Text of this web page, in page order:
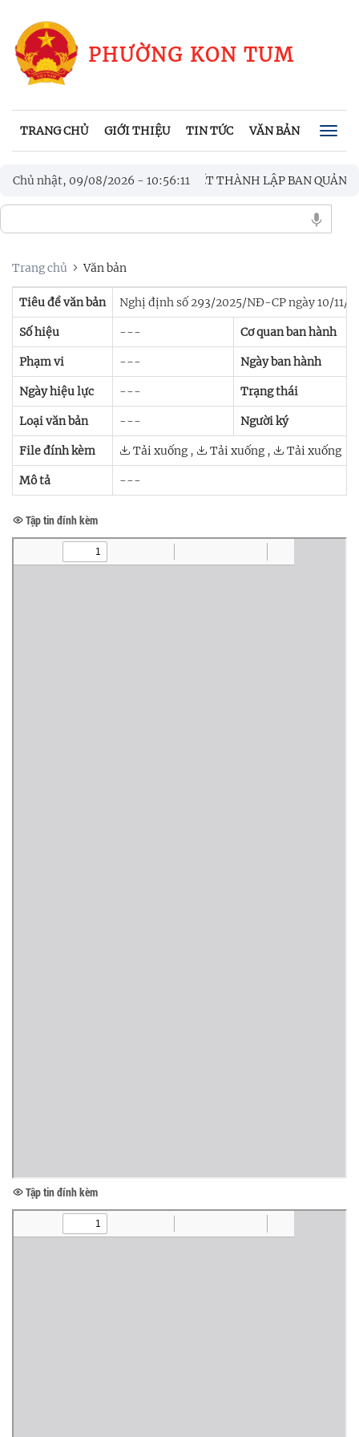
PHƯỜNG KON TUM
TRANG CHỦ GIỚI THIỆU TIN TỨC VĂN BẢN CHÍNH
Chủ nhật, 09/08/2026 - 10:56:12
KON TUM CÔNG BỐ QUYẾT THÀNH LẬP BAN QUẢN LÝ
PHƯỜNG KON TUM TỔ CHỨC CHƯƠNG TRÌNH KỶ
Trang chủ Văn bản
Tiêu đề văn bản Nghị định số 293/2025/NĐ-CP ngày 10/11/
Số hiệu --- Cơ quan ban hành
Phạm vi --- Ngày ban hành
Ngày hiệu lực --- Trạng thái
Loại văn bản --- Người ký
File đính kèm Tải xuống, Tải xuống, Tải xuống
Mô tả ---
Tập tin đính kèm
Tập tin đính kèm